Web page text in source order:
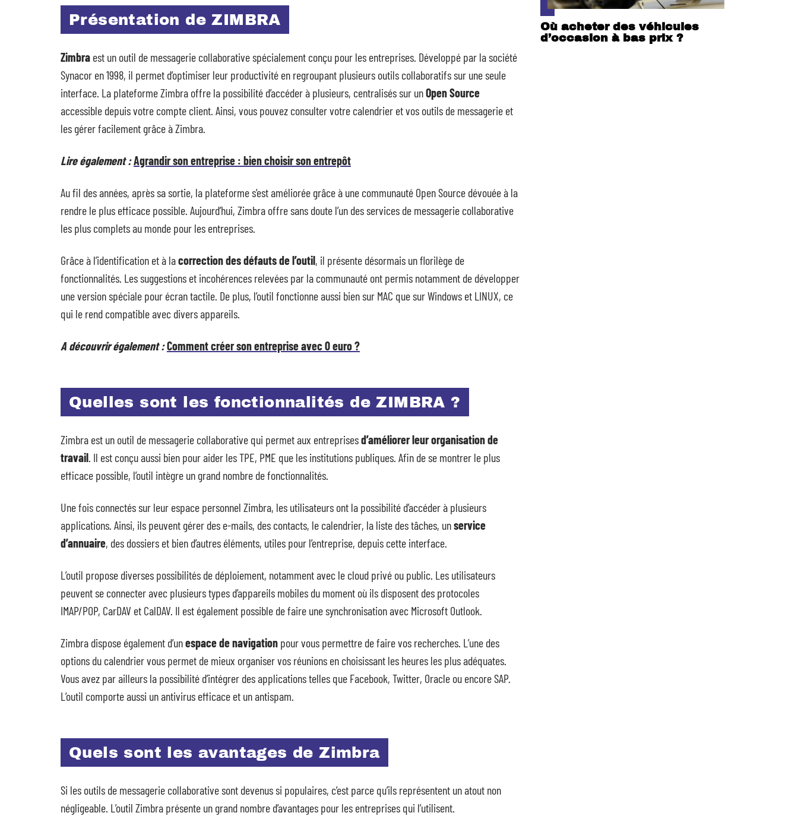
Présentation de ZIMBRA
Zimbra est un outil de messagerie collaborative spécialement conçu pour les entreprises. Développé par la société
Synacor en 1998, il permet d’optimiser leur productivité en regroupant plusieurs outils collaboratifs sur une seule
interface. La plateforme Zimbra offre la possibilité d’accéder à plusieurs, centralisés sur unOpen Source
accessible depuis votre compte client. Ainsi, vous pouvez consulter votre calendrier et vos outils de messagerie et
les gérer facilement grâce à Zimbra.
Lire également :Agrandir son entreprise : bien choisir son entrepôt
Au fil des années, après sa sortie, la plateforme s’est améliorée grâce à une communauté Open Source dévouée à la
rendre le plus efficace possible. Aujourd’hui, Zimbra offre sans doute l’un des services de messagerie collaborative
les plus complets au monde pour les entreprises.
Grâce à l’identification et à lacorrection des défauts de l’outil, il présente désormais un florilège de
fonctionnalités. Les suggestions et incohérences relevées par la communauté ont permis notamment de développer
une version spéciale pour écran tactile. De plus, l’outil fonctionne aussi bien sur MAC que sur Windows et LINUX, ce
qui le rend compatible avec divers appareils.
A découvrir également :Comment créer son entreprise avec 0 euro ?
Quelles sont les fonctionnalités de ZIMBRA ?
Zimbra est un outil de messagerie collaborative qui permet aux entreprisesd’améliorer leurorganisation de
travail. Il est conçu aussi bien pour aider les TPE, PME que les institutions publiques. Afin de se montrer le plus
efficace possible, l’outil intègre un grand nombre de fonctionnalités.
Une fois connectés sur leur espace personnel Zimbra, les utilisateurs ont la possibilité d’accéder à plusieurs
applications. Ainsi, ils peuvent gérer des e-mails, des contacts, le calendrier, la liste des tâches, unservice
d’annuaire, des dossiers et bien d’autres éléments, utiles pour l’entreprise, depuis cette interface.
L’outil propose diverses possibilités de déploiement, notamment avec le cloud privé ou public. Les utilisateurs
peuvent se connecter avec plusieurs types d’appareils mobiles du moment où ils disposent des protocoles
IMAP/POP, CarDAV et CalDAV. Il est également possible de faire une synchronisation avec Microsoft Outlook.
Zimbra dispose également d’unespace de navigation pour vous permettre de faire vos recherches. L’une des
options du calendrier vous permet de mieux organiser vos réunions en choisissant les heures les plus adéquates.
Vous avez par ailleurs la possibilité d’intégrer des applications telles que Facebook, Twitter, Oracle ou encore SAP.
L’outil comporte aussi un antivirus efficace et un antispam.
Quels sont les avantages de Zimbra
Si les outils de messagerie collaborative sont devenus si populaires, c’est parce qu’ils représentent un atout non
négligeable. L’outil Zimbra présente un grand nombre d’avantages pour les entreprises qui l’utilisent.
Où acheter des véhicules
d’occasion à bas prix ?